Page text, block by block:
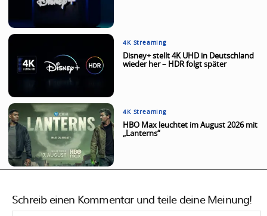
4K Streaming
Disney+ stellt 4K UHD in Deutschland
wieder her – HDR folgt später
4K Streaming
HBO Max leuchtet im August 2026 mit
„Lanterns“
Schreib einen Kommentar und teile deine Meinung!